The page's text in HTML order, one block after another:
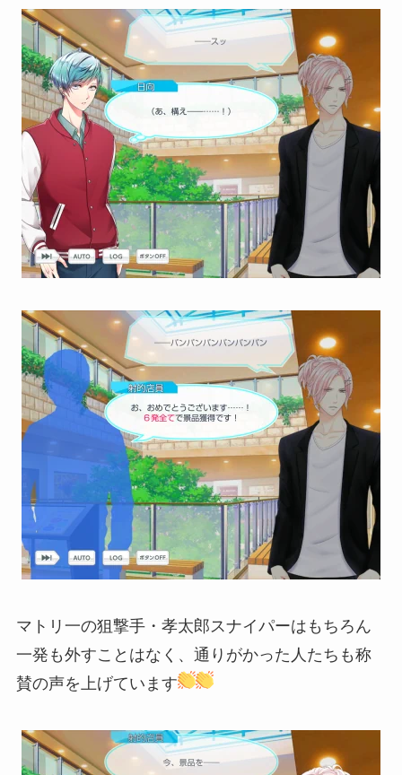
マトリ一の狙撃手・孝太郎スナイパーはもちろん
一発も外すことはなく、通りがかった人たちも称
賛の声を上げています